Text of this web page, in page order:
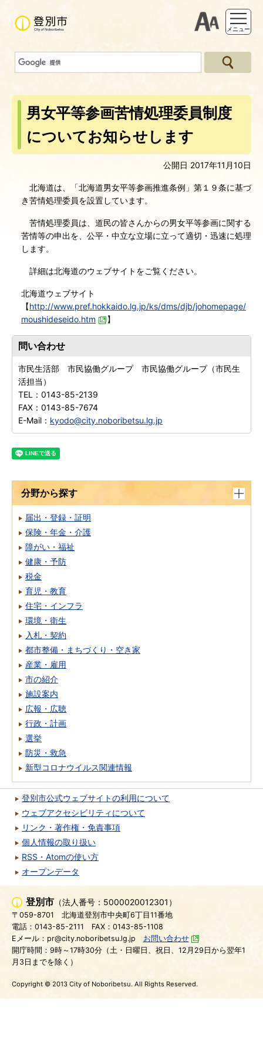
支援ツー
メニュー
男女平等参画苦情処理委員制度
についてお知らせします
公開日 2017年11月10日
北海道は、「北海道男女平等参画推進条例」第１９条に基づ
き苦情処理委員を設置しています。
苦情処理委員は、道民の皆さんからの男女平等参画に関する
苦情等の申出を、公平・中立な立場に立って適切・迅速に処理
します。
詳細は北海道のウェブサイトをご覧ください。
北海道ウェブサイト
【http://www.pref.hokkaido.lg.jp/ks/dms/djb/johomepage/
moushideseido.htm
】
問い合わせ
市民生活部 市民協働グループ 市民協働グループ（市民生
活担当）
TEL： 0143-85-2139
FAX： 0143-85-7674
E-Mail： kyodo@city.noboribetsu.lg.jp
分野から探す
届出・登録・証明
保険・年金・介護
障がい・福祉
健康・予防
税金
育児・教育
住宅・インフラ
環境・衛生
入札・契約
都市整備・まちづくり・空き家
産業・雇用
市の紹介
施設案内
広報・広聴
行政・計画
選挙
防災・救急
新型コロナウイルス関連情報
登別市公式ウェブサイトの利用について
ウェブアクセシビリティについて
リンク・著作権・免責事項
個人情報の取り扱い
RSS・Atomの使い方
オープンデータ
登別市 （法人番号：5000020012301）
〒059-8701
北海道登別市中央町6丁目11番地
電話：0143-85-2111
FAX：0143-85-1108
Eメール：pr@city.noboribetsu.lg.jp
お問い合わせ
開庁時間：9時～17時30分（土・日曜日、祝日、12月29日から翌年1
月3日までを除く）
Copyright © 2013 City of Noboribetsu. All Rights Reserved.